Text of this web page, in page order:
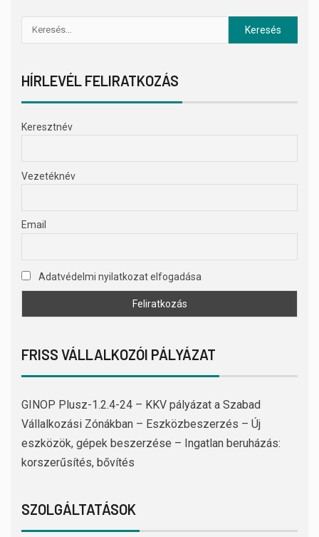
HÍRLEVÉL FELIRATKOZÁS
Keresztnév
Vezetéknév
Email
Adatvédelmi nyilatkozat elfogadása
FRISS VÁLLALKOZÓI PÁLYÁZAT
GINOP Plusz-1.2.4-24 – KKV pályázat a Szabad
Vállalkozási Zónákban – Eszközbeszerzés – Új
eszközök, gépek beszerzése – Ingatlan beruházás:
korszerűsítés, bővítés
SZOLGÁLTATÁSOK